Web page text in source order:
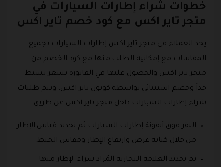
خطوات شراء إطارات السيارات في
متجر تاير اكس مع كود خصم تاير اكس
يجد العملاء في متجر تاير اكس إطارات السيارات بجميع
المقاسات مع إمكانية الطلب منها مع كود الخصم من
متجر تاير اكس والحصول عليها في الفاتورة بسعر بسيط
جداً وخصم استثنائي بواسطة كوبون تاير اكس، وتتم طلبات
شراء إطارات السيارات داخل متجر تاير اكس عن طريق:
النقر فوق أيقونة إطارات السيارات ثم تحديد قياس الإطار
من خلال كتابة عرض وارتفاع الإطار ومقاس الجنط.
ثم تحديد العلامة التجارية المُراد شراء الإطار منها